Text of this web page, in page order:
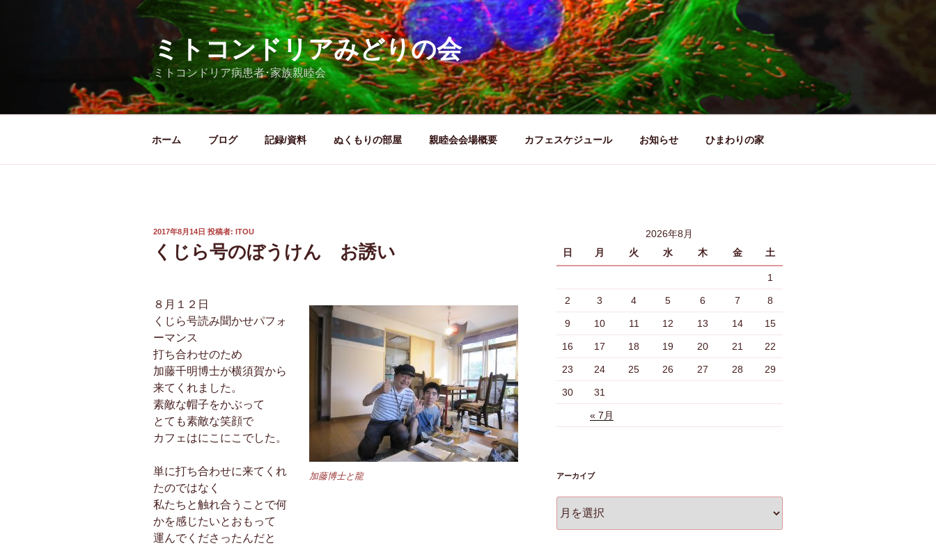
ミトコンドリアみどりの会
ミトコンドリア病患者･家族親睦会
ホーム ブログ 記録/資料 ぬくもりの部屋 親睦会会場概要 カフェスケジュール お知らせ ひまわりの家
投
日:
2017年8月14日 投稿者: ITOU
くじら号のぼうけん お誘い
加藤博士と龍
８月１２日
くじら号読み聞かせパフォ
ーマンス
打ち合わせのため
加藤千明博士が横須賀から
来てくれました。
素敵な帽子をかぶって
とても素敵な笑顔で
カフェはにこにこでした。
単に打ち合わせに来てくれ
たのではなく
私たちと触れ合うことで何
かを感じたいとおもって
運んでくださったんだと
2026年8月
日
月 火 水 木 金 土
« 7月
1
2 3 4 5 6 7 8
9 10 11 12 13 14 15
16 17 18 19 20 21 22
23 24 25 26 27 28 29
30 31
アーカイブ
ー